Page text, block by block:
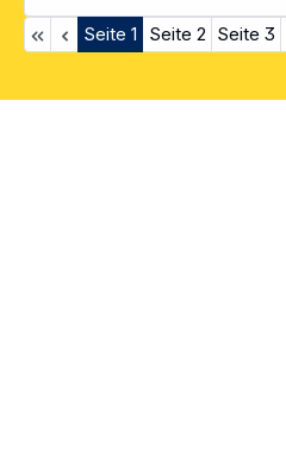
Seite 1 Seite 2 Seite 3